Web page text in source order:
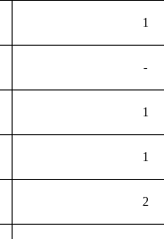
1
-
1
1
2